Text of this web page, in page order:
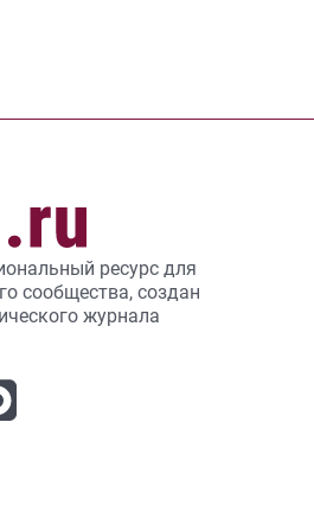
ресурс для
сообщества, создан
журнала